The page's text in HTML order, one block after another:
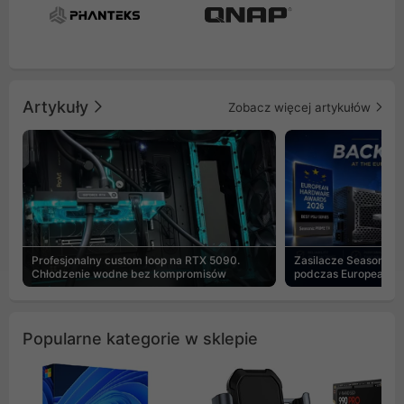
Artykuły Zobacz więcej artykułów
Profesjonalny custom loop na RTX 5090.
Chłodzenie wodne bez kompromisów
Zasilacze Seasonic
podczas European
Popularne kategorie w sklepie